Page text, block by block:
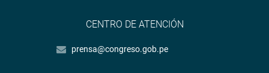
CENTRO DE ATENCIÓN
prensa@congreso.gob.pe